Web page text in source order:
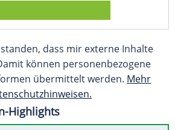
dass mir externe Inhalte
können personenbezogene
übermittelt werden. Mehr
Highlights